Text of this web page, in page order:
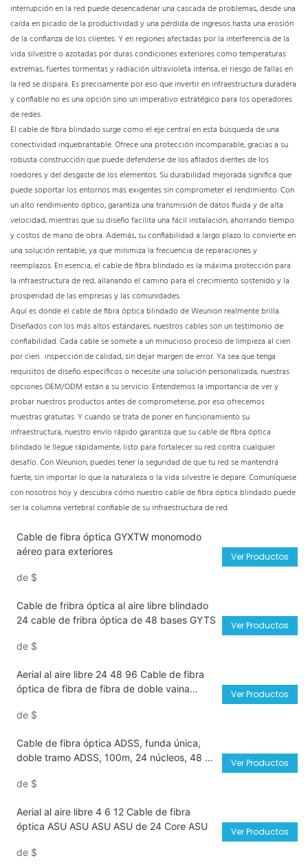
interrupción en la red puede desencadenar una cascada de problemas, desde una
caída en picado de la productividad y una pérdida de ingresos hasta una erosión
de la confianza de los clientes. Y en regiones afectadas por la interferencia de la
vida silvestre o azotadas por duras condiciones exteriores como temperaturas
extremas, fuertes tormentas y radiación ultravioleta intensa, el riesgo de fallas en
la red se dispara. Es precisamente por eso que invertir en infraestructura duradera
y confiable no es una opción sino un imperativo estratégico para los operadores
de redes.
El cable de fibra blindado surge como el eje central en esta búsqueda de una
conectividad inquebrantable. Ofrece una protección incomparable, gracias a su
robusta construcción que puede defenderse de los afilados dientes de los
roedores y del desgaste de los elementos. Su durabilidad mejorada significa que
puede soportar los entornos más exigentes sin comprometer el rendimiento. Con
un alto rendimiento óptico, garantiza una transmisión de datos fluida y de alta
velocidad, mientras que su diseño facilita una fácil instalación, ahorrando tiempo
y costos de mano de obra. Además, su confiabilidad a largo plazo lo convierte en
una solución rentable, ya que minimiza la frecuencia de reparaciones y
reemplazos. En esencia, el cable de fibra blindado es la máxima protección para
la infraestructura de red, allanando el camino para el crecimiento sostenido y la
prosperidad de las empresas y las comunidades.
Aquí es donde el cable de fibra óptica blindado de Weunion realmente brilla.
Diseñados con los más altos estándares, nuestros cables son un testimonio de
confiabilidad. Cada cable se somete a un minucioso proceso de limpieza al cien
por cien. inspección de calidad, sin dejar margen de error. Ya sea que tenga
requisitos de diseño específicos o necesite una solución personalizada, nuestras
opciones OEM/ODM están a su servicio. Entendemos la importancia de ver y
probar nuestros productos antes de comprometerse, por eso ofrecemos
muestras gratuitas. Y cuando se trata de poner en funcionamiento su
infraestructura, nuestro envío rápido garantiza que su cable de fibra óptica
blindado le llegue rápidamente, listo para fortalecer su red contra cualquier
desafío. Con Weunion, puedes tener la seguridad de que tu red se mantendrá
fuerte, sin importar lo que la naturaleza o la vida silvestre le depare. Comuníquese
con nosotros hoy y descubra cómo nuestro cable de fibra óptica blindado puede
ser la columna vertebral confiable de su infraestructura de red.
Cable de fibra óptica GYXTW monomodo
aéreo para exteriores
de $
Ver Productos
Cable de fribra óptica al aire libre blindado
24 cable de fribra óptica de 48 bases GYTS
de $
Ver Productos
Aerial al aire libre 24 48 96 Cable de fibra
óptica de fibra de fibra de doble vaina
de $
Ver Productos
Cable de fibra óptica ADSS, funda única,
doble tramo ADSS, 100m, 24 núcleos, 48 ​​
de $
Ver Productos
Aerial al aire libre 4 6 12 Cable de fibra
óptica ASU ASU ASU ASU de 24 Core ASU
de $
Ver Productos